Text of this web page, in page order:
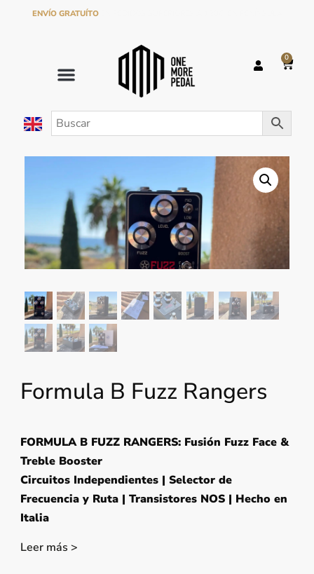
ENVÍO GRATUÍTOEN PEDIDOS SUPERIORES A 120€ EN PENÍNSULA
0
Formula B Fuzz Rangers
FORMULA B FUZZ RANGERS: Fusión Fuzz Face &
Treble Booster
Circuitos Independientes | Selector de
Frecuencia y Ruta | Transistores NOS | Hecho en
Italia
Leer más >